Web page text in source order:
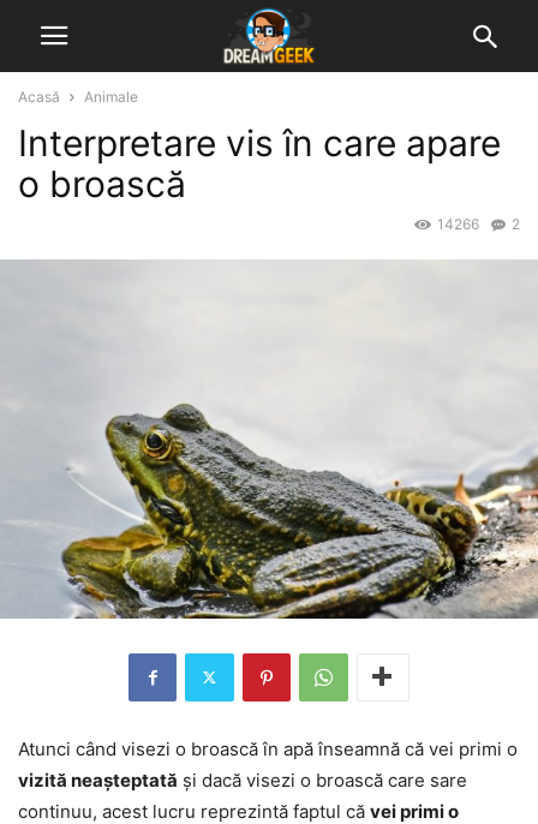
Acasă Animale
Interpretare vis în care apare
o broască
2
14266
Atunci când visezi o broască în apă înseamnă că vei primi o
vizită neașteptată și dacă visezi o broască care sare
continuu, acest lucru reprezintă faptul că vei primi o